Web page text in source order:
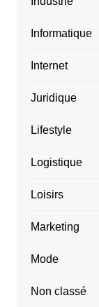
Informatique
Internet
Juridique
Lifestyle
Logistique
Loisirs
Marketing
Mode
Non classé